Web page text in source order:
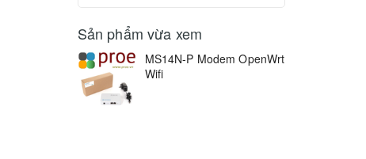
Sản phẩm vừa xem
MS14N-P Modem OpenWrt
Wifi